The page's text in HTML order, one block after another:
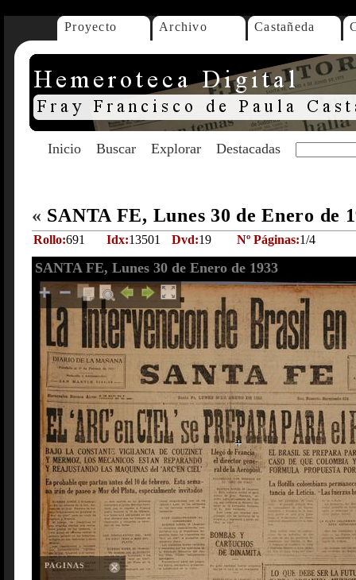
Proyecto Archivo Castañeda
Inicio Buscar Explorar Destacadas
« SANTA FE, Lunes 30 de Enero de
Rollo:691 Idx:13501 Dvd:19 Nº Páginas:1/4
SANTA FE, Lunes 30 de Enero de 1933
PAGINAS